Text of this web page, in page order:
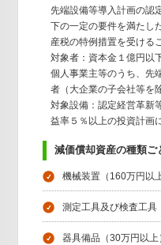
先端設備等導入計画の認
下の一定の要件を満たし
産税の特例措置を受ける
対象者：資本金１億円以
個人事業主等のうち、先
者（大企業の子会社等を
対象設備：認定経営革新
益率５％以上の投資計画
減価償却資産の種類ご
機械装置（160万円以上
測定工具及び検査工具
器具備品（30万円以上